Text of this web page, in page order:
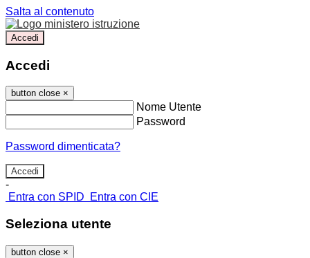
Salta al contenuto
Accedi
Accedi
button close ×
Nome Utente
Password
Password dimenticata?
-
Entra con SPID
Entra con CIE
Seleziona utente
button close ×